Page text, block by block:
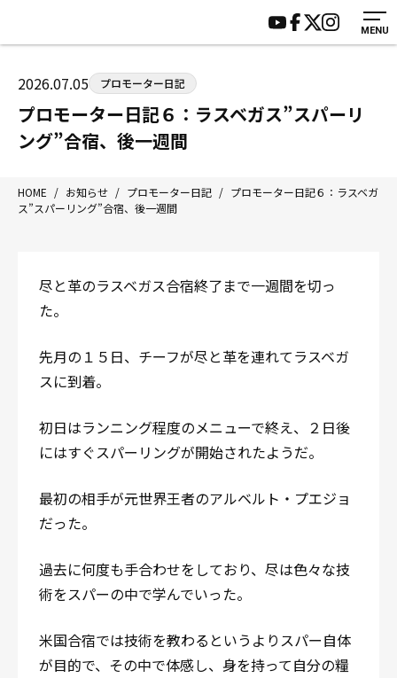
MENU
営業時間：月〜土 14:00〜22:00 / 日・祝 14:00〜19:00
HOME
ジムについて
トレーニング
アマ・スパー各大会・キッズ
入会案内
見学・1日体験
施設紹介
会員様の声
サポーター募集
2026.07.05 プロモーター日記
プロモーター日記６：ラスベガス”スパーリ
ング”合宿、後一週間
HOME / お知らせ / プロモーター日記 / プロモーター日記６：ラスベガ
ス”スパーリング”合宿、後一週間
尽と革のラスベガス合宿終了まで一週間を切っ
た。
先月の１５日、チーフが尽と革を連れてラスベガ
スに到着。
初日はランニング程度のメニューで終え、２日後
にはすぐスパーリングが開始されたようだ。
最初の相手が元世界王者のアルベルト・プエジョ
だった。
過去に何度も手合わせをしており、尽は色々な技
術をスパーの中で学んでいった。
米国合宿では技術を教わるというよりスパー自体
が目的で、その中で体感し、身を持って自分の糧